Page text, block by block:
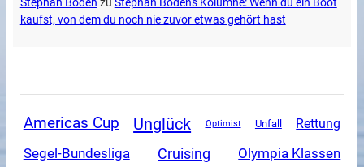
kaufst, von dem du noch nie zuvor etwas gehört hast
Americas Cup Unglück Optimist Unfall Rettung
Segel-Bundesliga Cruising Olympia Klassen